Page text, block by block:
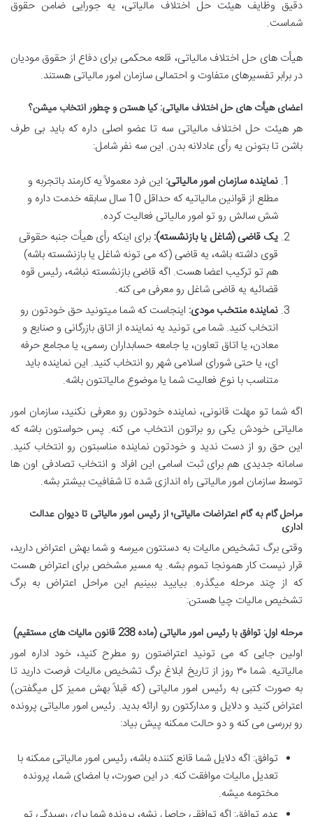
دقیق وظایف هیئت حل اختلاف مالیاتی، یه جورایی ضامن حقوق
شماست.
هیأت های حل اختلاف مالیاتی، قلعه محکمی برای دفاع از حقوق مودیان
در برابر تفسیرهای متفاوت و احتمالی سازمان امور مالیاتی هستند.
اعضای هیأت های حل اختلاف مالیاتی: کیا هستن و چطور انتخاب میشن؟
هر هیئت حل اختلاف مالیاتی سه تا عضو اصلی داره که باید بی طرف
باشن تا بتونن یه رأی عادلانه بدن. این سه نفر شامل:
نماینده سازمان امور مالیاتی: این فرد معمولاً یه کارمند باتجربه و
مطلع از قوانین مالیاتیه که حداقل 10 سال سابقه خدمت داره و
شش سالش رو تو امور مالیاتی فعالیت کرده.
یک قاضی (شاغل یا بازنشسته): برای اینکه رأی هیأت جنبه حقوقی
قوی داشته باشه، یه قاضی (که می تونه شاغل یا بازنشسته باشه)
هم تو ترکیب اعضا هست. اگه قاضی بازنشسته نباشه، رئیس قوه
قضائیه یه قاضی شاغل رو معرفی می کنه.
نماینده منتخب مودی: اینجاست که شما میتونید حق خودتون رو
انتخاب کنید. شما می تونید یه نماینده از اتاق بازرگانی و صنایع و
معادن، یا اتاق تعاون، یا جامعه حسابداران رسمی، یا مجامع حرفه
ای، یا حتی شورای اسلامی شهر رو انتخاب کنید. این نماینده باید
متناسب با نوع فعالیت شما یا موضوع مالیاتتون باشه.
اگه شما تو مهلت قانونی، نماینده خودتون رو معرفی نکنید، سازمان امور
مالیاتی خودش یکی رو براتون انتخاب می کنه. پس حواستون باشه که
این حق رو از دست ندید و خودتون نماینده مناسبتون رو انتخاب کنید.
سامانه جدیدی هم برای ثبت اسامی این افراد و انتخاب تصادفی اون ها
توسط سازمان امور مالیاتی راه اندازی شده تا شفافیت بیشتر بشه.
مراحل گام به گام اعتراضات مالیاتی؛ از رئیس امور مالیاتی تا دیوان عدالت
اداری
وقتی برگ تشخیص مالیات به دستتون میرسه و شما بهش اعتراض دارید،
قرار نیست کار همونجا تموم بشه. یه مسیر مشخص برای اعتراض هست
که از چند مرحله میگذره. بیایید ببینیم این مراحل اعتراض به برگ
تشخیص مالیات چیا هستن:
مرحله اول: توافق با رئیس امور مالیاتی (ماده 238 قانون مالیات های مستقیم)
اولین جایی که می تونید اعتراضتون رو مطرح کنید، خود اداره امور
مالیاتیه. شما ۳۰ روز از تاریخ ابلاغ برگ تشخیص مالیات فرصت دارید تا
به صورت کتبی به رئیس امور مالیاتی (که قبلاً بهش ممیز کل میگفتن)
اعتراض کنید و دلایل و مدارکتون رو ارائه بدید. رئیس امور مالیاتی پرونده
رو بررسی می کنه و دو حالت ممکنه پیش بیاد:
توافق: اگه دلایل شما قانع کننده باشه، رئیس امور مالیاتی ممکنه با
تعدیل مالیات موافقت کنه. در این صورت، با امضای شما، پرونده
مختومه میشه.